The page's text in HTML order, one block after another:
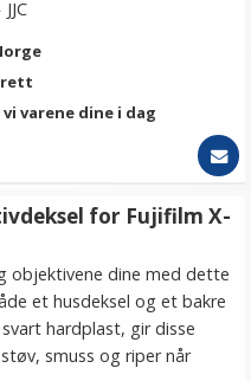
JJC
varene dine i dag
for Fujifilm X-
objektivene dine med dette
et husdeksel og et bakre
hardplast, gir disse
smuss og riper når